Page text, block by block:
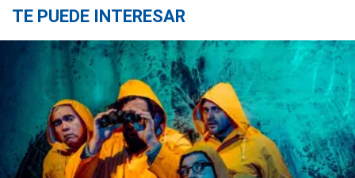
TE PUEDE INTERESAR